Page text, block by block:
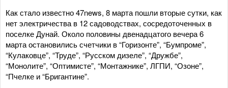
Как стало известно 47news, 8 марта пошли вторые сутки, как
нет электричества в 12 садоводствах, сосредоточенных в
поселке Дунай. Около половины двенадцатого вечера 6
марта остановились счетчики в “Горизонте”, “Бумпроме”,
“Кулаковце”, “Труде”, “Русском дизеле”, “Дружбе”,
“Монолите”, “Оптимисте”, “Монтажнике”, ЛГПИ, “Озоне”,
“Пчелке и “Бригантине”.